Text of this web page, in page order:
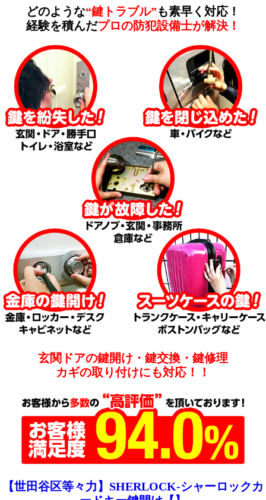
どのような“鍵トラブル”も素早く対応！
経験を積んだプロの防犯設備士が解決！
玄関ドアの鍵開け・鍵交換・鍵修理
カギの取り付けにも対応！！
【世田谷区等々力】SHERLOCK-シャーロックカ